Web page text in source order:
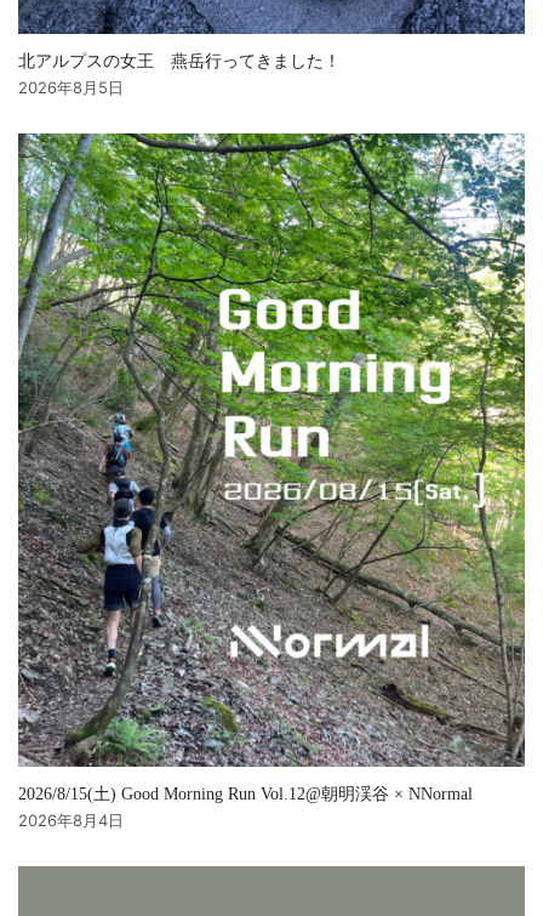
北アルプスの女王 燕岳行ってきました！
2026年8月5日
2026/8/15(土) Good Morning Run Vol.12@朝明渓谷 × NNormal
2026年8月4日